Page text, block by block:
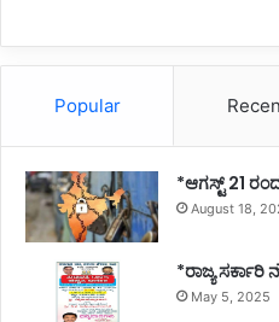
Popular
*ಆಗಸ್ಟ್ 21
August 18,
*ರಾಜ್ಯ ಸರ್ಕಾರಿ
May 5, 2025